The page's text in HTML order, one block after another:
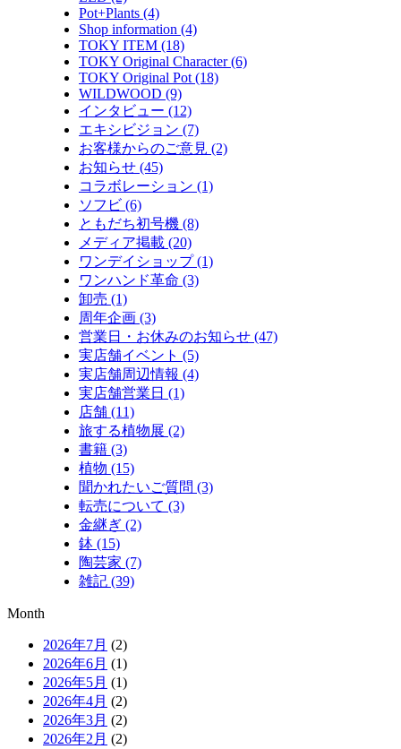
Pot+Plants (4)
Shop information (4)
TOKY ITEM (18)
TOKY Original Character (6)
TOKY Original Pot (18)
WILDWOOD (9)
インタビュー (12)
エキシビジョン (7)
お客様からのご意見 (2)
お知らせ (45)
コラボレーション (1)
ソフビ (6)
ともだち初号機 (8)
メディア掲載 (20)
ワンデイショップ (1)
ワンハンド革命 (3)
卸売 (1)
周年企画 (3)
営業日・お休みのお知らせ (47)
実店舗イベント (5)
実店舗周辺情報 (4)
実店舗営業日 (1)
店舗 (11)
旅する植物展 (2)
書籍 (3)
植物 (15)
聞かれたいご質問 (3)
転売について (3)
金継ぎ (2)
鉢 (15)
陶芸家 (7)
雑記 (39)
Month
2026年7月 (2)
2026年6月 (1)
2026年5月 (1)
2026年4月 (2)
2026年3月 (2)
2026年2月 (2)